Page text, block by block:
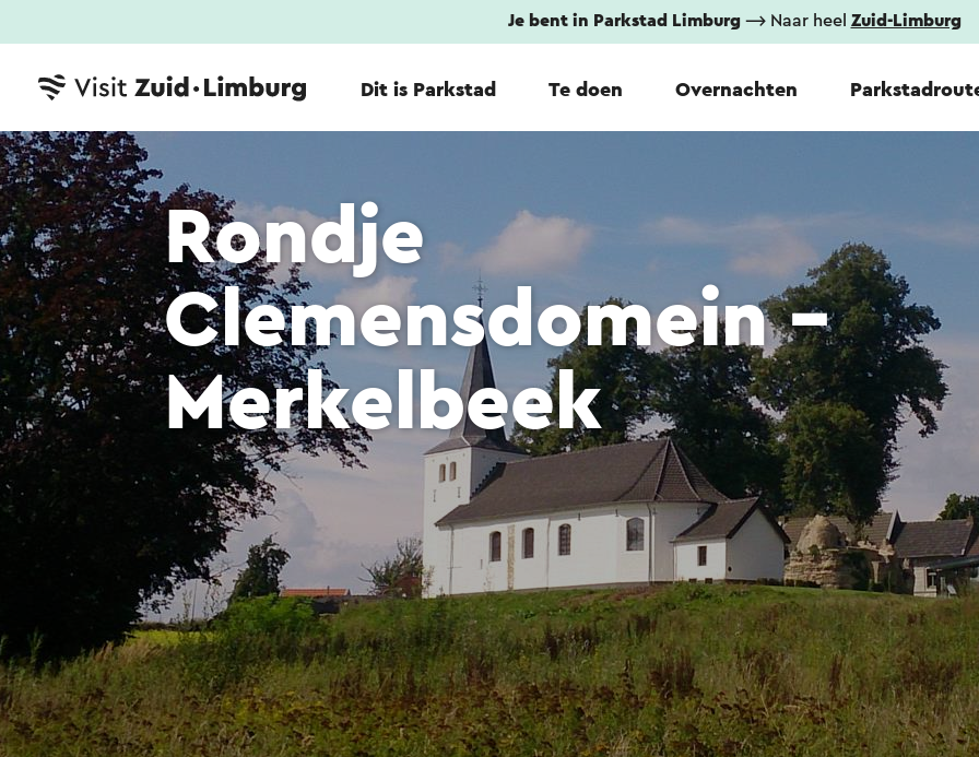
Je bent in Parkstad Limburg⟶ Naar heel Zuid-Limburg
Dit is Parkstad Te doen Overnachten
Rondje
Clemensdomein -
Merkelbeek